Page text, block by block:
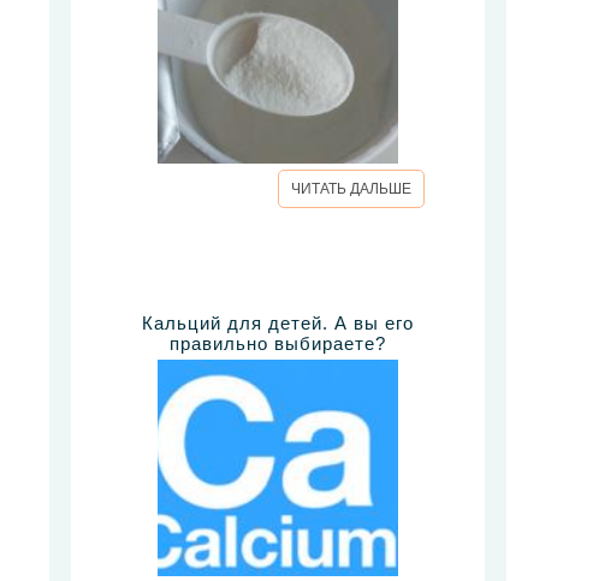
ЧИТАТЬ ДАЛЬШЕ
Кальций для детей. А вы его
правильно выбираете?